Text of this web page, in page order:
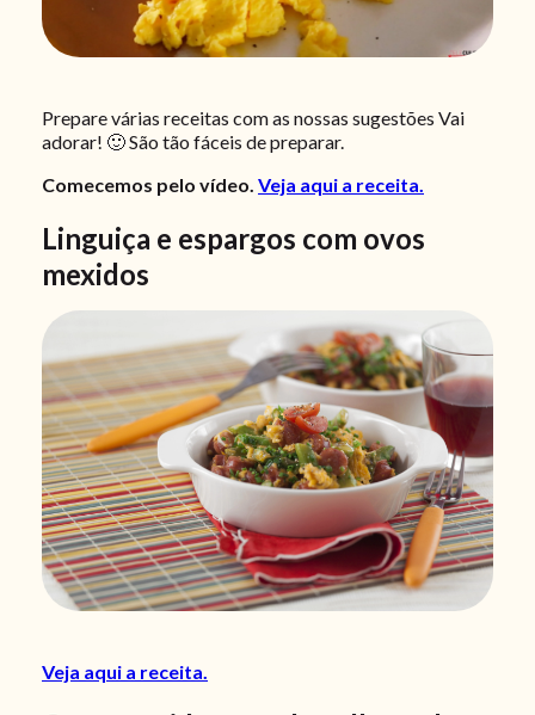
Prepare várias receitas com as nossas sugestões Vai
adorar! 🙂 São tão fáceis de preparar.
Comecemos pelo vídeo. Veja aqui a receita.
Linguiça e espargos com ovos
mexidos
Veja aqui a receita.